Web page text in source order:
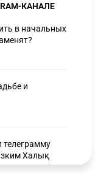
КАНАЛЕ
в начальных
и
телеграмму
Халық